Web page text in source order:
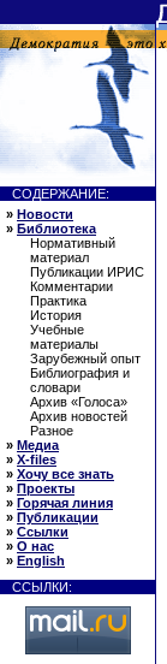
СОДЕРЖАНИЕ:
» Новости
» Библиотека
Нормативный
материал
Публикации ИРИС
Комментарии
Практика
История
Учебные
материалы
Зарубежный опыт
Библиография и
словари
Архив «Голоса»
Архив новостей
Разное
» Медиа
» X-files
» Хочу все знать
» Проекты
» Горячая линия
» Публикации
» Ссылки
» О нас
» English
ССЫЛКИ: